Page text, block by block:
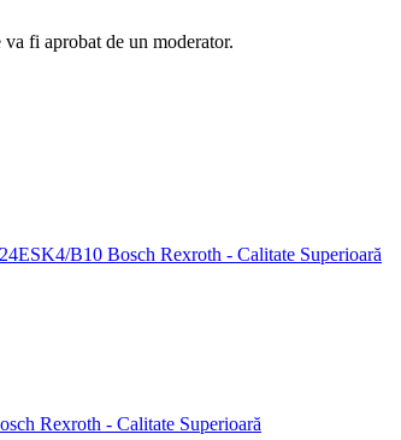
fi aprobat de un moderator.